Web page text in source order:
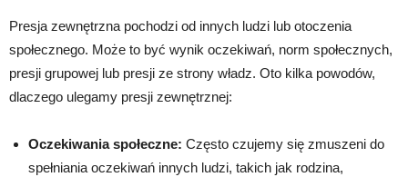
Presja zewnętrzna pochodzi od innych ludzi lub otoczenia
społecznego. Może to być wynik oczekiwań, norm społecznych,
presji grupowej lub presji ze strony władz. Oto kilka powodów,
dlaczego ulegamy presji zewnętrznej:
Oczekiwania społeczne: Często czujemy się zmuszeni do
spełniania oczekiwań innych ludzi, takich jak rodzina,